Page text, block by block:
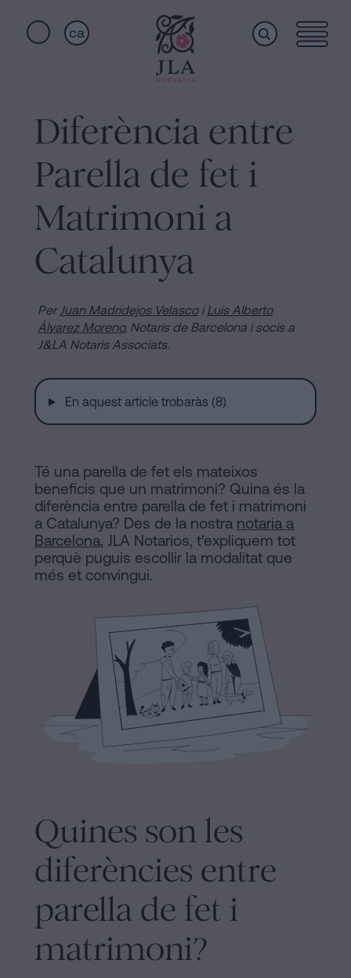
ca
Serveis
Qui
som
Instal·lacions
Notaria
en
línia
Blog
Contactar
Legal
Manifest
Avis
Legal
Avis
Legal
ràpids
Jura
de
nacionalitat
a
Barcelona
Notaria
Acceptar
una
Herència
d’Inmmoble
a
Barcelona
Hipoteques
Dissolució
Barcelona
Notaria
societats
Tramitar
una
herència
en
cinc
Diferència entre
Parella de fet i
Matrimoni a
Catalunya
Per Juan Madridejos VelascoiLuis Alberto
Álvarez Moreno, Notaris de Barcelona i socis a
J&LA Notaris Associats.
En aquest article trobaràs (8)
Té una parella de fet els mateixos
beneficis que un matrimoni? Quina és la
diferència entre parella de fet i matrimoni
a Catalunya? Des de la nostra notaria a
Barcelona, JLA Notarios, t'expliquem tot
perquè puguis escollir la modalitat que
més et convingui.
Quines son les
diferències entre
parella de fet i
matrimoni?